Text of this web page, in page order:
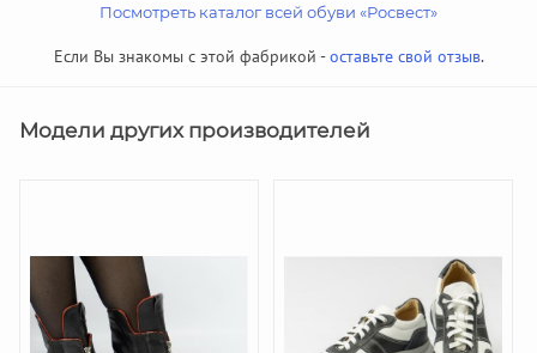
Посмотреть каталог всей обуви «Росвест»
Если Вы знакомы с этой фабрикой -оставьте свой отзыв.
Модели других производителей